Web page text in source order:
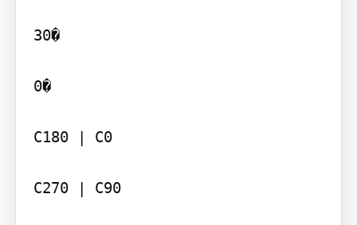
30�
0�
C180 | C0
C270 | C90